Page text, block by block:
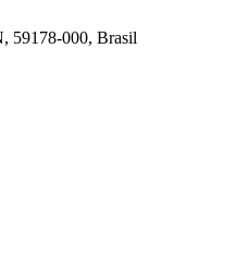
59178-000, Brasil